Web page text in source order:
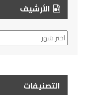
الأرشيف
الأرشيف
التصنيفات